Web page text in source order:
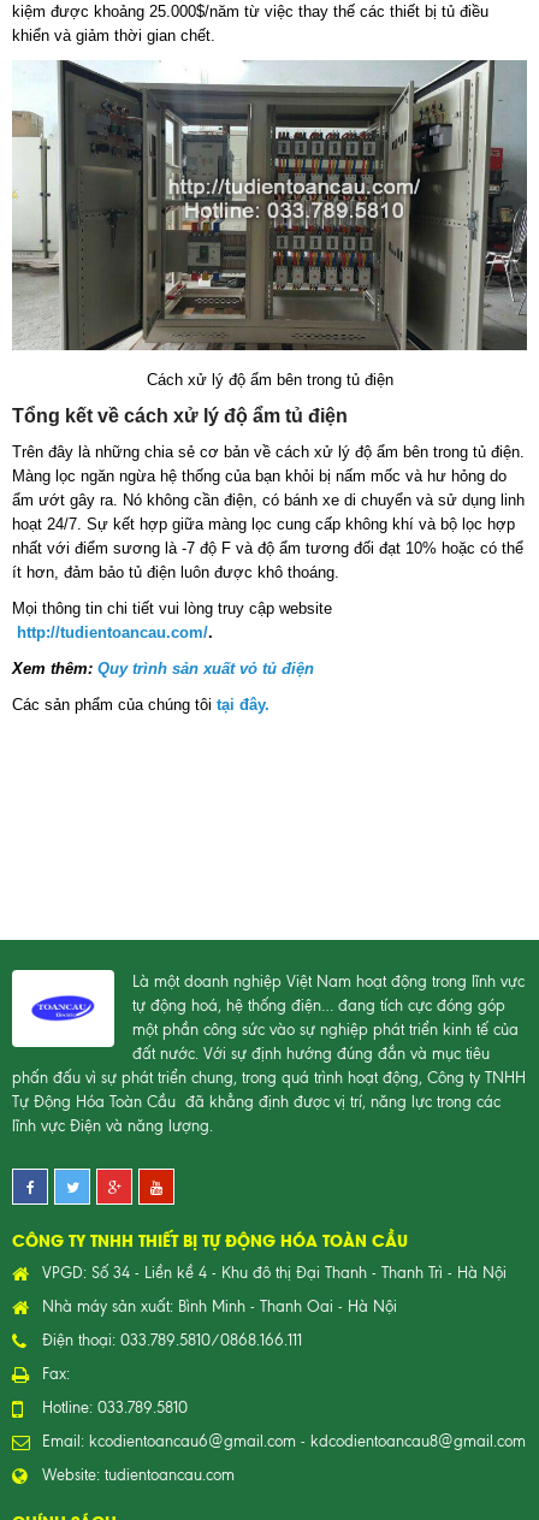
kiệm được khoảng 25.000$/năm từ việc thay thế các thiết bị tủ điều
khiển và giảm thời gian chết.
Cách xử lý độ ẩm bên trong tủ điện
Tổng kết về cách xử lý độ ẩm tủ điện
Trên đây là những chia sẻ cơ bản về cách xử lý độ ẩm bên trong tủ điện.
Màng lọc ngăn ngừa hệ thống của bạn khỏi bị nấm mốc và hư hỏng do
ẩm ướt gây ra. Nó không cần điện, có bánh xe di chuyển và sử dụng linh
hoạt 24/7. Sự kết hợp giữa màng lọc cung cấp không khí và bộ lọc hợp
nhất với điểm sương là -7 độ F và độ ẩm tương đối đạt 10% hoặc có thể
ít hơn, đảm bảo tủ điện luôn được khô thoáng.
Mọi thông tin chi tiết vui lòng truy cập website
http://tudientoancau.com/.
Xem thêm: Quy trình sản xuất vỏ tủ điện
Các sản phẩm của chúng tôi tại đây.
Là một doanh nghiệp Việt Nam hoạt động trong lĩnh vực
tự động hoá, hệ thống điện… đang tích cực đóng góp
một phần công sức vào sự nghiệp phát triển kinh tế của
đất nước. Với sự định hướng đúng đắn và mục tiêu
phấn đấu vì sự phát triển chung, trong quá trình hoạt động, Công ty TNHH
Tự Động Hóa Toàn Cầu đã khẳng định được vị trí, năng lực trong các
lĩnh vực Điện và năng lượng.
CÔNG TY TNHH THIẾT BỊ TỰ ĐỘNG HÓA TOÀN CẦU
VPGD: Số 34 - Liền kề 4 - Khu đô thị Đại Thanh - Thanh Trì - Hà Nội
Nhà máy sản xuất: Bình Minh - Thanh Oai - Hà Nội
Điện thoại: 033.789.5810/0868.166.111
Fax:
Hotline: 033.789.5810
Email: kcodientoancau6@gmail.com - kdcodientoancau8@gmail.com
Website: tudientoancau.com